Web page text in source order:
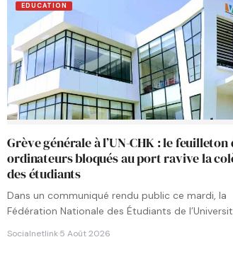
EDUCATION
Grève générale à l’UN-CHK : le feuilleton
ordinateurs bloqués au port ravive la
des étudiants
Dans un communiqué rendu public ce mardi, la
Fédération Nationale des Étudiants de
Socialnetlink·5 Août 2026